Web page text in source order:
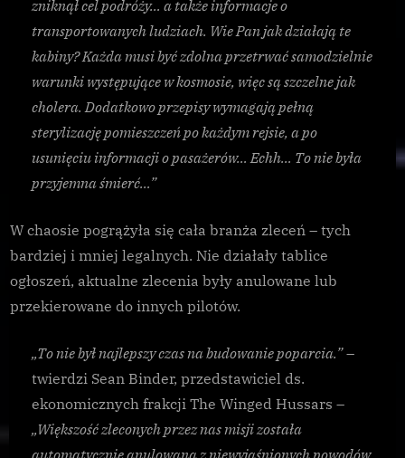
zniknął cel podróży… a także informacje o
transportowanych ludziach. Wie Pan jak działają te
kabiny? Każda musi być zdolna przetrwać samodzielnie
warunki występujące w kosmosie, więc są szczelne jak
cholera. Dodatkowo przepisy wymagają pełną
sterylizację pomieszczeń po każdym rejsie, a po
usunięciu informacji o pasażerów… Echh… To nie była
przyjemna śmierć…”
W chaosie pogrążyła się cała branża zleceń – tych
bardziej i mniej legalnych. Nie działały tablice
ogłoszeń, aktualne zlecenia były anulowane lub
przekierowane do innych pilotów.
„To nie był najlepszy czas na budowanie poparcia.”–
twierdzi Sean Binder, przedstawiciel ds.
ekonomicznych frakcji The Winged Hussars –
„Większość zleconych przez nas misji została
automatycznie anulowana z niewyjaśnionych powodów,